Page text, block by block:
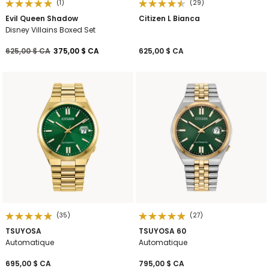
(1)
Evil Queen Shadow
Disney Villains Boxed Set
Prix réduit de
625,00 $ CAà375,00 $ CA
(29)
Citizen L Bianca
625,00 $ CA
(35)
TSUYOSA
Automatique
695,00 $ CA
(27)
TSUYOSA 60
Automatique
795,00 $ CA